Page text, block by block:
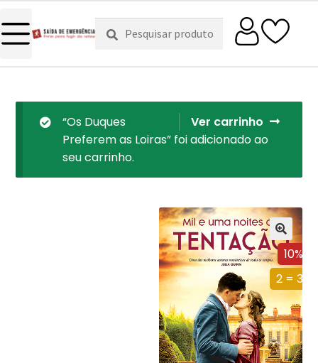
Pesquisar
por:
Pesquisa
Ver carrinho
“Os Duques
Preferem as Loiras” foi adicionado ao
seu carrinho.
10%
2 = 3